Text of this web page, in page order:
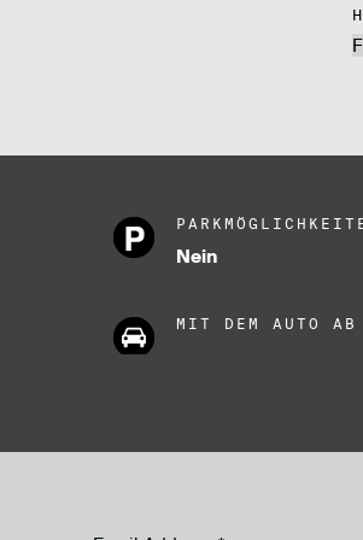
Nein
MIT DEM AUTO AB